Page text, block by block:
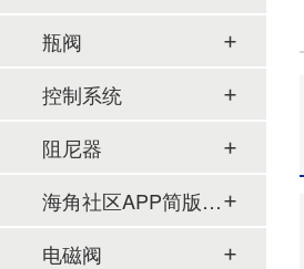
瓶阀
控制系统
阻尼器
海角社区APP简版下载及管件
电磁阀